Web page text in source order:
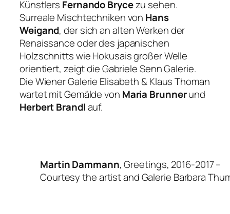
Künstlers Fernando Brycezu sehen.
Surreale Mischtechniken von Hans
Weigand, der sich an alten Werken der
Renaissance oder des japanischen
Holzschnitts wie Hokusais großer Welle
orientiert, zeigt die Gabriele Senn Galerie.
Die Wiener Galerie Elisabeth & Klaus Thoman
wartet mit Gemälde von Maria Brunnerund
Herbert Brandlauf.
Martin Dammann, Greetings, 2016-2017 –
Courtesy the artist and Galerie Barbara